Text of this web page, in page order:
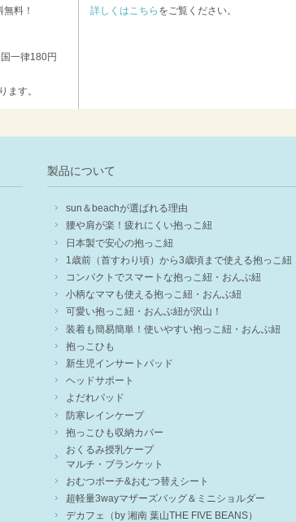
料！
一律180円
ます。
詳しくはこちら をご覧ください。
製品について
sun＆beachが選ばれる理由
腰や肩が楽！疲れにくい抱っこ紐
日本製で安心の抱っこ紐
1歳前（首すわり頃）から3歳頃まで使える抱っこ紐
コンパクトでスマートな抱っこ紐・おんぶ紐
小柄なママも使える抱っこ紐・おんぶ紐
可愛い抱っこ紐・おんぶ紐が沢山！
装着も簡易簡単！使いやすい抱っこ紐・おんぶ紐
抱っこひも
新生児インサートパッド
ヘッドサポート
よだれパッド
防寒レインケープ
抱っこひも収納カバー
おくるみ授乳ケープ
マルチ・ブランケット
おむつポーチ&おむつ替えシート
超軽量3wayマザーズバッグ＆ミニショルダー
デカフェ（by 湘南 葉山THE FIVE BEANS）